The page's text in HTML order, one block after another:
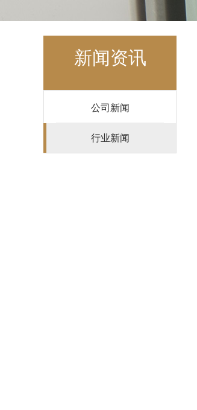
新闻资讯
公司新闻
行业新闻